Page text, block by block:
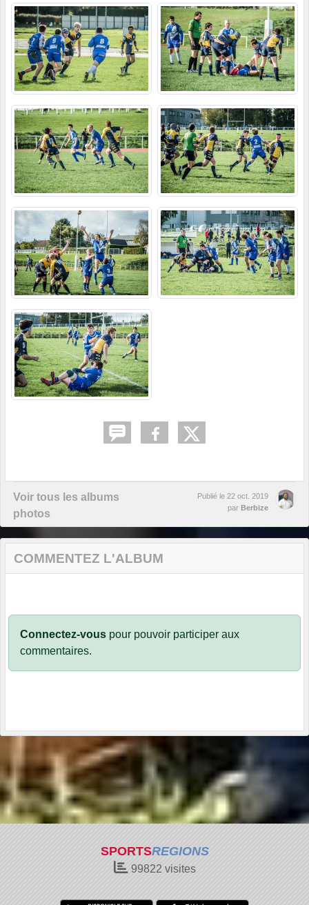
Voir tous les albums
photos
Publié le 22 oct. 2019
par Berbize
COMMENTEZ L'ALBUM
Connectez-vous pour pouvoir participer aux
commentaires.
SPORTSREGIONS
99822 visites